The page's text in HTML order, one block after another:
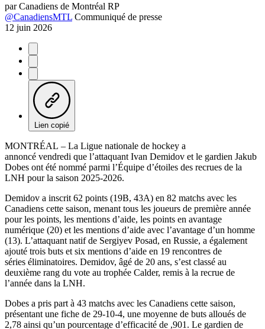
par Canadiens de Montréal RP
@CanadiensMTL Communiqué de presse
12 juin 2026
Lien copié
MONTRÉAL – La Ligue nationale de hockey a
annoncé vendredi que l’attaquant Ivan Demidov et le gardien Jakub
Dobes ont été nommé parmi l’Équipe d’étoiles des recrues de la
LNH pour la saison 2025-2026.
Demidov a inscrit 62 points (19B, 43A) en 82 matchs avec les
Canadiens cette saison, menant tous les joueurs de première année
pour les points, les mentions d’aide, les points en avantage
numérique (20) et les mentions d’aide avec l’avantage d’un homme
(13). L’attaquant natif de Sergiyev Posad, en Russie, a également
ajouté trois buts et six mentions d’aide en 19 rencontres de
séries éliminatoires. Demidov, âgé de 20 ans, s’est classé au
deuxième rang du vote au trophée Calder, remis à la recrue de
l’année dans la LNH.
Dobes a pris part à 43 matchs avec les Canadiens cette saison,
présentant une fiche de 29-10-4, une moyenne de buts alloués de
2,78 ainsi qu’un pourcentage d’efficacité de ,901. Le gardien de